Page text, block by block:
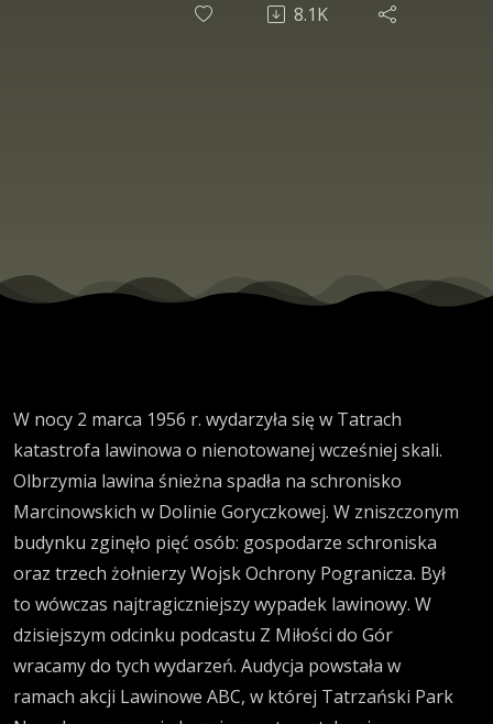
8.1K
W nocy 2 marca 1956 r. wydarzyła się w Tatrach
katastrofa lawinowa o nienotowanej wcześniej skali.
Olbrzymia lawina śnieżna spadła na schronisko
Marcinowskich w Dolinie Goryczkowej. W zniszczonym
budynku zginęło pięć osób: gospodarze schroniska
oraz trzech żołnierzy Wojsk Ochrony Pogranicza. Był
to wówczas najtragiczniejszy wypadek lawinowy. W
dzisiejszym odcinku podcastu Z Miłości do Gór
wracamy do tych wydarzeń. Audycja powstała w
ramach akcji Lawinowe ABC, w której Tatrzański Park